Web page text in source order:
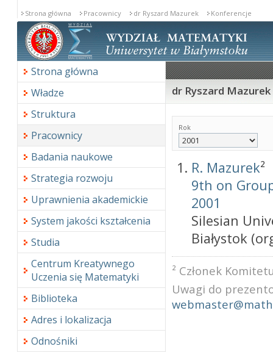
Strona główna Pracownicy dr Ryszard Mazurek Konferencje
Strona główna
Władze
Struktura
Pracownicy
Badania naukowe
Strategia rozwoju
Uprawnienia akademickie
System jakości kształcenia
Studia
Centrum Kreatywnego
Uczenia się Matematyki
Biblioteka
Adres i lokalizacja
Odnośniki
dr Ryszard
Rok
R. Mazurek²
9th on
2001
Silesian
Białystok
² Członek
Uwagi do